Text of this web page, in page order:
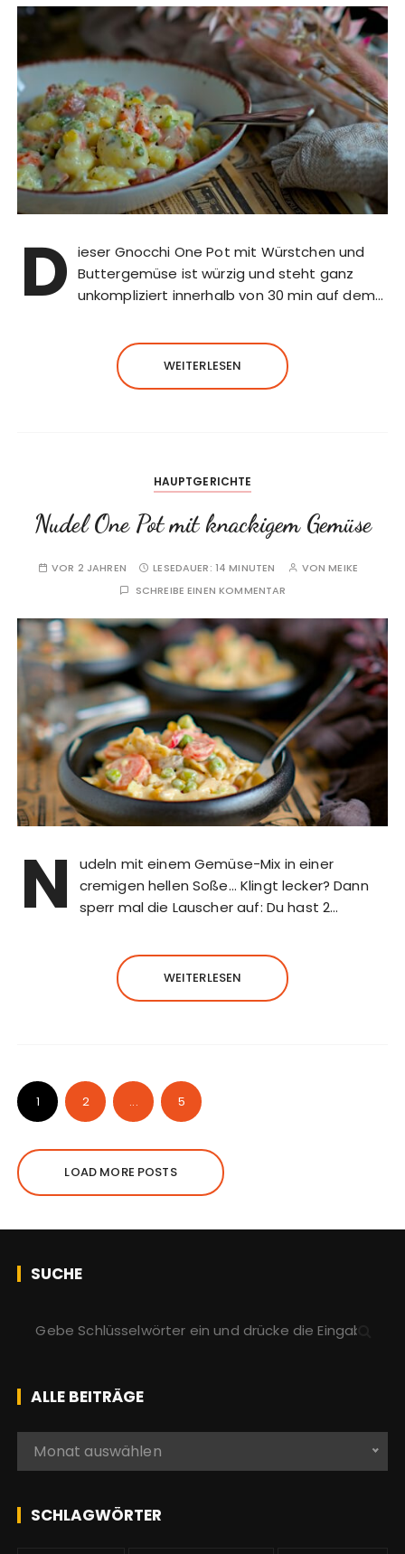
D ieser Gnocchi One Pot mit Würstchen und
Buttergemüse ist würzig und steht ganz
unkompliziert innerhalb von 30 min auf dem…
WEITERLESEN
HAUPTGERICHTE
Nudel One Pot mit knackigem Gemüse
VOR 2 JAHREN LESEDAUER: 14 MINUTEN VONMEIKE
SCHREIBE EINEN KOMMENTAR
N
udeln mit einem Gemüse-Mix in einer
cremigen hellen Soße… Klingt lecker? Dann
sperr mal die Lauscher auf: Du hast 2…
WEITERLESEN
1 2 ... 5
LOAD MORE POSTS
SUCHE
h
e
n
c
:
ALLE BEITRÄGE
e
Monat auswählen
SCHLAGWÖRTER